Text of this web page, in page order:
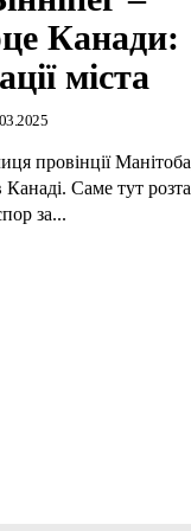
Канади:
міста
провінції
Канаді. Саме тут
за...